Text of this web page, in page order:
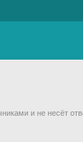
и не несёт